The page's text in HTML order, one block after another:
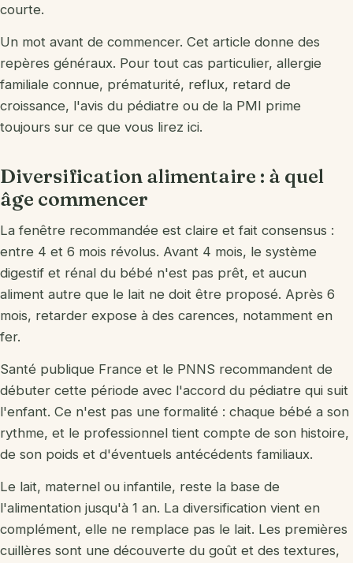
Donner / recycler
courte.
Un mot avant de commencer. Cet article donne des
repères généraux. Pour tout cas particulier, allergie
familiale connue, prématurité, reflux, retard de
croissance, l'avis du pédiatre ou de la PMI prime
toujours sur ce que vous lirez ici.
Diversification alimentaire : à quel
âge commencer
La fenêtre recommandée est claire et fait consensus :
entre 4 et 6 mois révolus. Avant 4 mois, le système
digestif et rénal du bébé n'est pas prêt, et aucun
aliment autre que le lait ne doit être proposé. Après 6
mois, retarder expose à des carences, notamment en
fer.
Santé publique France et le PNNS recommandent de
débuter cette période avec l'accord du pédiatre qui suit
l'enfant. Ce n'est pas une formalité : chaque bébé a son
rythme, et le professionnel tient compte de son histoire,
de son poids et d'éventuels antécédents familiaux.
Le lait, maternel ou infantile, reste la base de
l'alimentation jusqu'à 1 an. La diversification vient en
complément, elle ne remplace pas le lait. Les premières
cuillères sont une découverte du goût et des textures,